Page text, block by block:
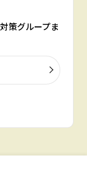
策グループま